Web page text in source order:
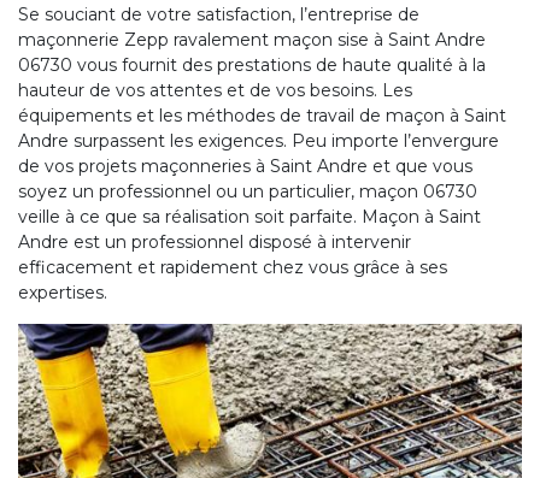
Se souciant de votre satisfaction, l’entreprise de
maçonnerie Zepp ravalement maçon sise à Saint Andre
06730 vous fournit des prestations de haute qualité à la
hauteur de vos attentes et de vos besoins. Les
équipements et les méthodes de travail de maçon à Saint
Andre surpassent les exigences. Peu importe l’envergure
de vos projets maçonneries à Saint Andre et que vous
soyez un professionnel ou un particulier, maçon 06730
veille à ce que sa réalisation soit parfaite. Maçon à Saint
Andre est un professionnel disposé à intervenir
efficacement et rapidement chez vous grâce à ses
expertises.